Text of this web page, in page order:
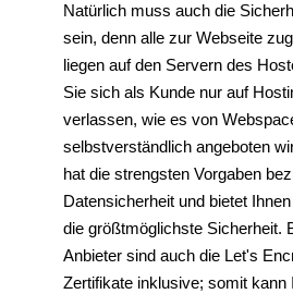
Natürlich muss auch die
sein, denn alle zur Webseite
liegen auf den Servern des
Sie sich als Kunde nur auf
verlassen, wie es von
selbstverständlich angeboten
hat die strengsten Vorgaben
Datensicherheit und bietet
die größtmöglichste Sicherheit.
Anbieter sind auch die Let's
Zertifikate inklusive; somit kann